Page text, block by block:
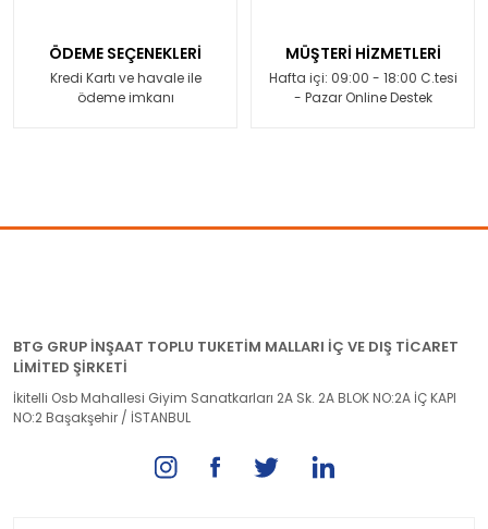
ÖDEME SEÇENEKLERİ
Kredi Kartı ve havale ile
ödeme imkanı
MÜŞTERİ HİZMETLERİ
Hafta içi: 09:00 - 18:00 C.tesi
- Pazar Online Destek
BTG GRUP İNŞAAT TOPLU TUKETİM MALLARI İÇ VE DIŞ TİCARET
LİMİTED ŞİRKETİ
İkitelli Osb Mahallesi Giyim Sanatkarları 2A Sk. 2A BLOK NO:2A İÇ KAPI
NO:2 Başakşehir / İSTANBUL